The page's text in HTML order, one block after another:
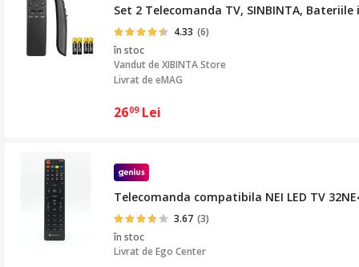
Set 2 Telecomanda TV, SINBINTA,
4.33 (6)
în stoc
Vandut deXIBINTA Store
Livrat de eMAG
2609 Lei
Telecomanda compatibila NEI LED TV
3.67 (3)
în stoc
Livrat deEgo Center